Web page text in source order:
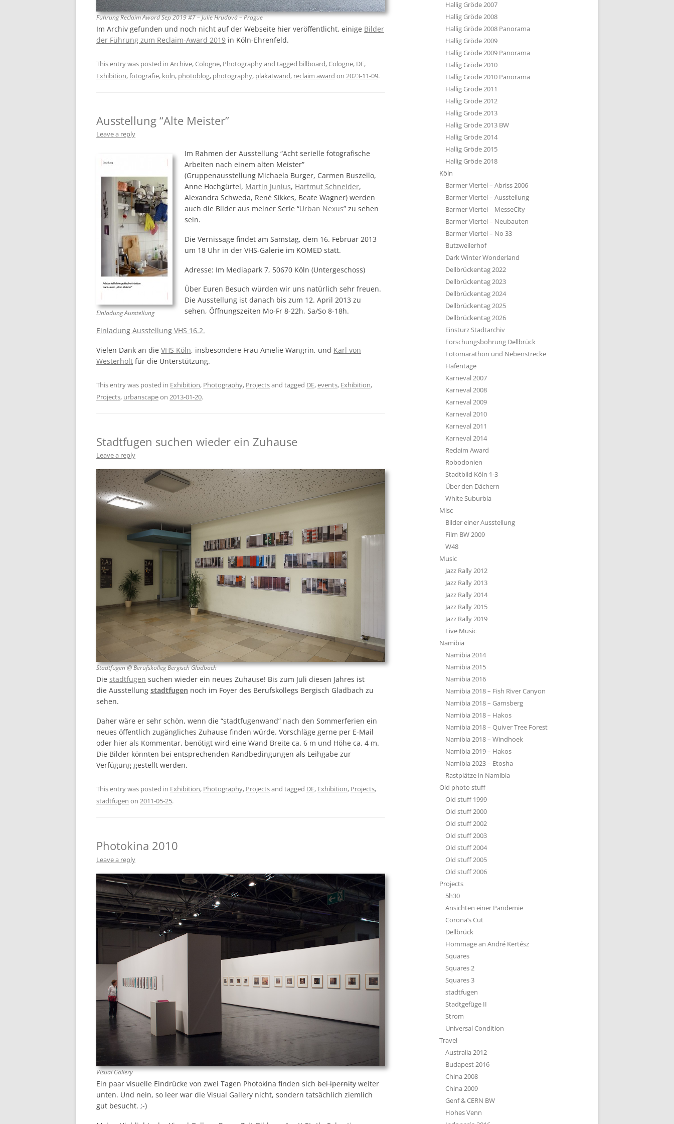
Führung Reclaim Award Sep 2019 #7 – Julie Hrudová – Prague
Im Archiv gefunden und noch nicht auf der Webseite hier veröffentlicht, einige Bilder
der Führung zum Reclaim-Award 2019 in Köln-Ehrenfeld.
This entry was posted in Archive,Cologne, Photographyand tagged billboard,Cologne, DE,
Exhibition,fotografie, köln, photoblog, photography, plakatwand, reclaim award on 2023-11-09.
Ausstellung “Alte Meister”
Leave a reply
Einladung Ausstellung
Im Rahmen der Ausstellung “Acht serielle fotografische
Arbeiten nach einem alten Meister”
(Gruppenausstellung Michaela Burger, Carmen Buszello,
Anne Hochgürtel, Martin Junius, Hartmut Schneider,
Alexandra Schweda, René Sikkes, Beate Wagner) werden
auch die Bilder aus meiner Serie “Urban Nexus” zu sehen
sein.
Die Vernissage findet am Samstag, dem 16. Februar 2013
um 18 Uhr in der VHS-Galerie im KOMED statt.
Adresse: Im Mediapark 7, 50670 Köln (Untergeschoss)
Über Euren Besuch würden wir uns natürlich sehr freuen.
Die Ausstellung ist danach bis zum 12. April 2013 zu
sehen, Öffnungszeiten Mo-Fr 8-22h, Sa/So 8-18h.
Einladung Ausstellung VHS 16.2.
Vielen Dank an die VHS Köln, insbesondere Frau Amelie Wangrin, und Karl von
Westerholt für die Unterstützung.
This entry was posted in Exhibition, Photography, Projectsand tagged DE,events, Exhibition,
Projects, urbanscapeon 2013-01-20.
Stadtfugen suchen wieder ein Zuhause
Leave a reply
Stadtfugen @ Berufskolleg Bergisch Gladbach
Die stadtfugen suchen wieder ein neues Zuhause! Bis zum Juli diesen Jahres ist
die Ausstellung stadtfugen noch im Foyer des Berufskollegs Bergisch Gladbach zu
sehen.
Daher wäre er sehr schön, wenn die “stadtfugenwand” nach den Sommerferien ein
neues öffentlich zugängliches Zuhause finden würde. Vorschläge gerne per E-Mail
oder hier als Kommentar, benötigt wird eine Wand Breite ca. 6 m und Höhe ca. 4 m.
Die Bilder könnten bei entsprechenden Randbedingungen als Leihgabe zur
Verfügung gestellt werden.
This entry was posted in Exhibition, Photography, Projectsand tagged DE, Exhibition, Projects,
stadtfugen on 2011-05-25.
Photokina 2010
Leave a reply
Visual Gallery
Ein paar visuelle Eindrücke von zwei Tagen Photokina finden sich bei ipernity weiter
unten. Und nein, so leer war die Visual Gallery nicht, sondern tatsächlich ziemlich
gut besucht. ;-)
Hallig Gröde 2007
Hallig Gröde 2008
Hallig Gröde 2008 Panorama
Hallig Gröde 2009
Hallig Gröde 2009 Panorama
Hallig Gröde 2010
Hallig Gröde 2010 Panorama
Hallig Gröde 2011
Hallig Gröde 2012
Hallig Gröde 2013
Hallig Gröde 2013 BW
Hallig Gröde 2014
Hallig Gröde 2015
Hallig Gröde 2018
Köln
Barmer Viertel – Abriss 2006
Barmer Viertel – Ausstellung
Barmer Viertel – MesseCity
Barmer Viertel – Neubauten
Barmer Viertel – No 33
Butzweilerhof
Dark Winter Wonderland
Dellbrückentag 2022
Dellbrückentag 2023
Dellbrückentag 2024
Dellbrückentag 2025
Dellbrückentag 2026
Einsturz Stadtarchiv
Forschungsbohrung Dellbrück
Fotomarathon und Nebenstrecke
Hafentage
Karneval 2007
Karneval 2008
Karneval 2009
Karneval 2010
Karneval 2011
Karneval 2014
Reclaim Award
Robodonien
Stadtbild Köln 1-3
Über den Dächern
White Suburbia
Misc
Bilder einer Ausstellung
Film BW 2009
W48
Music
Jazz Rally 2012
Jazz Rally 2013
Jazz Rally 2014
Jazz Rally 2015
Jazz Rally 2019
Live Music
Namibia
Namibia 2014
Namibia 2015
Namibia 2016
Namibia 2018 – Fish River Canyon
Namibia 2018 – Gamsberg
Namibia 2018 – Hakos
Namibia 2018 – Quiver Tree Forest
Namibia 2018 – Windhoek
Namibia 2019 – Hakos
Namibia 2023 – Etosha
Rastplätze in Namibia
Old photo stuff
Old stuff 1999
Old stuff 2000
Old stuff 2002
Old stuff 2003
Old stuff 2004
Old stuff 2005
Old stuff 2006
Projects
5h30
Ansichten einer Pandemie
Corona’s Cut
Dellbrück
Hommage an André Kertész
Squares
Squares 2
Squares 3
stadtfugen
Stadtgefüge II
Strom
Universal Condition
Travel
Australia 2012
Budapest 2016
China 2008
China 2009
Genf & CERN BW
Hohes Venn